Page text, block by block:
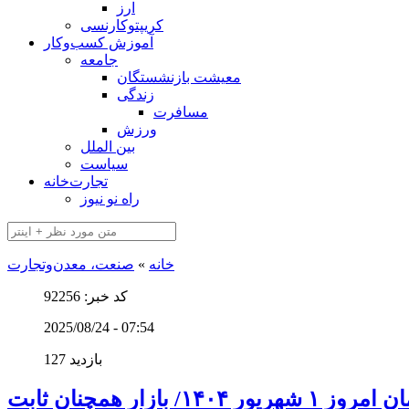
ارز
کریپتوکارنسی
آموزش کسب‌وکار
جامعه
معیشت بازنشستگان
زندگی
مسافرت
ورزش
بین الملل
سیاست
تجارت‌خانه
راه نو نیوز
خانه » صنعت، معدن‌و‌تجارت
کد خبر: 92256
2025/08/24 - 07:54
127 بازدید
بازار همچنان ثابت